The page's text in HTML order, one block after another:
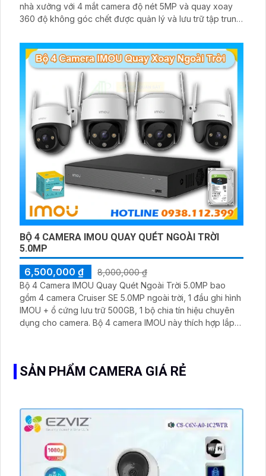
nhà xưởng với 4 mắt camera độ nét 5MP và quay xoay
360 độ không góc chết được quản lý và lưu trữ tập trung
BỘ 4 CAMERA IMOU QUAY QUÉT NGOÀI TRỜI
5.0MP
6,500,000 ₫
8,000,000 ₫
Bộ 4 Camera IMOU Quay Quét Ngoài Trời 5.0MP bao
gồm 4 camera Cruiser SE 5.0MP ngoài trời, 1 đầu ghi hình
IMOU + ổ cứng lưu trữ 500GB, 1 bộ chia tín hiệu chuyên
dụng cho camera. Bộ 4 camera IMOU này thích hợp lắp
SẢN PHẨM CAMERA GIÁ RẺ